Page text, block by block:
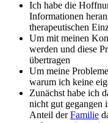
Ich habe die
Informationen
therapeutischen
Um mit meinen
werden und diese
übertragen
Um meine
warum ich keine
Zunächst habe ich
nicht gut gegangen
Anteil derFamilie